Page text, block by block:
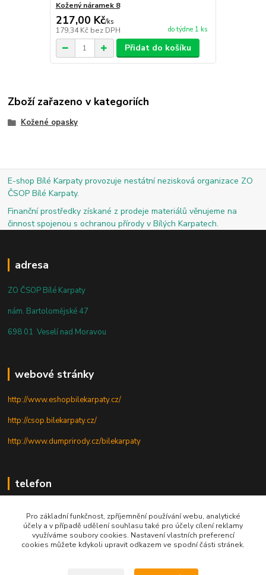
Kožený náramek 8
217,00 Kč/ks
179,34 Kč bez DPH do týdne 1 ks
Přidat do košíku
Zboží zařazeno v kategoriích
Kožené opasky
E-shop Bílé Karpaty provozuje nestátní nezisková organizace ZO
ČSOP Bílé Karpaty.
Finanční prostředky získané z prodeje materiálů věnujeme na
činnost spojenou s ochranou přírody v Bílých Karpatech.
adresa
ZO ČSOP Bílé Karpaty
nám. Bartolomějské 47
698 01 Veselí nad Moravou
webové stránky
http://www.eshopbilekarpaty.cz/
http://csop.bilekarpaty.cz/
http://www.dumprirody.cz/bilekarpaty
telefon
+420 727 880 789
PO - PÁ: 9 - 17
Pro základní funkčnost, zpříjemnění používání webu, analytické
účely a v případě udělení souhlasu také pro účely cílení reklamy
využíváme soubory cookies. Nastavení vlastních preferencí
cookies můžete kdykoli upravit odkazem ve spodní části stránek.